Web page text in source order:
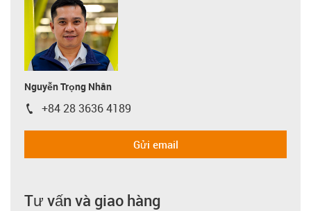
Nguyễn Trọng Nhân
igus-icon-phone
+84 28 3636 4189
Gửi email
Tư vấn và giao hàng